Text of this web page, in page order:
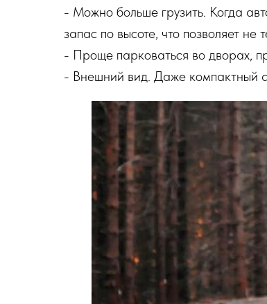
- Можно больше грузить. Когда
запас по высоте, что позволяет
- Проще парковаться во дворах,
- Внешний вид. Даже компактный